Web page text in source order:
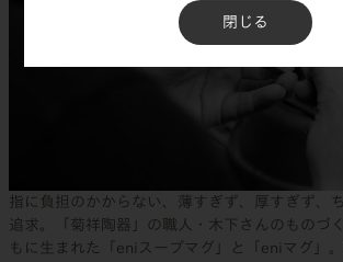
閉じる
指に負担のかからない、薄すぎず、厚すぎず、
追求。「菊祥陶器」の職人・木下さんのものづ
もに生まれた「eniスープマグ」と「eniマグ」